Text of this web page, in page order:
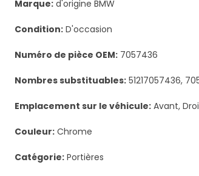
Marque: d'origine BMW
Condition: D'occasion
Numéro de pièce OEM: 7057436
Nombres substituables: 51217057436,
Emplacement sur le véhicule: Avant,
Couleur: Chrome
Catégorie: Portières